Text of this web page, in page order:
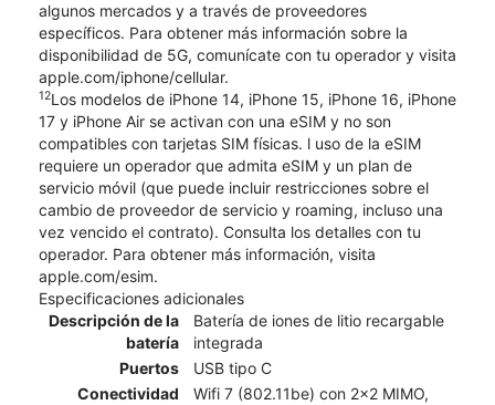
algunos mercados y a través de proveedores
específicos. Para obtener más información sobre la
disponibilidad de 5G, comunícate con tu operador y visita
apple.com/iphone/cellular.
12Los modelos de iPhone 14, iPhone 15, iPhone 16, iPhone
17 y iPhone Air se activan con una eSIM y no son
compatibles con tarjetas SIM físicas. l uso de la eSIM
requiere un operador que admita eSIM y un plan de
servicio móvil (que puede incluir restricciones sobre el
cambio de proveedor de servicio y roaming, incluso una
vez vencido el contrato). Consulta los detalles con tu
operador. Para obtener más información, visita
apple.com/esim.
Especificaciones adicionales
Descripción de la
batería
Batería de iones de litio recargable
integrada
Puertos
USB tipo C
Conectividad
Wifi 7 (802.11be) con 2x2 MIMO,